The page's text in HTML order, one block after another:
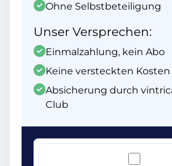
Ohne Selbstbeteiligung
Unser Versprechen:
Einmalzahlung, kein Abo
Keine versteckten Kosten
Absicherung durch
Club